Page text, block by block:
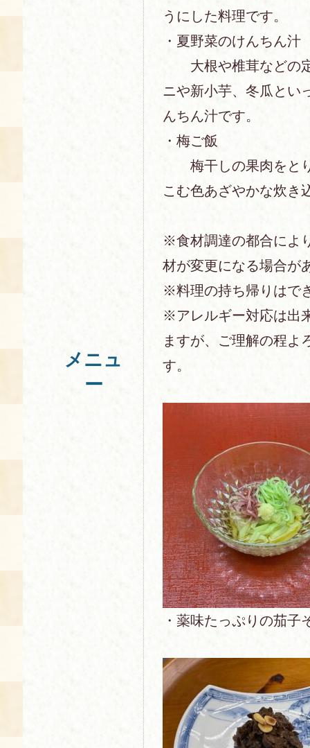
メニュ
ー
うにした料理です。
・夏野菜のけんちん汁
大根や椎茸などの
ニや新小芋、冬瓜とい
んちん汁です。
・梅ご飯
梅干しの果肉をと
こむ色あざやかな炊き
※食材調達の都合によ
材が変更になる場合が
※料理の持ち帰りはで
※アレルギー対応は出
ますが、ご理解の程よ
す。
・薬味たっぷりの茄子